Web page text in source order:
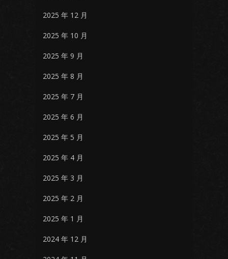
2025 年 12 月
2025 年 10 月
2025 年 9 月
2025 年 8 月
2025 年 7 月
2025 年 6 月
2025 年 5 月
2025 年 4 月
2025 年 3 月
2025 年 2 月
2025 年 1 月
2024 年 12 月